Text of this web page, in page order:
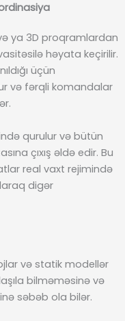
ya 3D proqramlardan
həyata keçirilir.
üçün
və fərqli komandalar
qurulur və bütün
çıxış əldə edir. Bu
real vaxt rejimində
digər
və statik modellər
bilməməsinə və
səbəb ola bilər.